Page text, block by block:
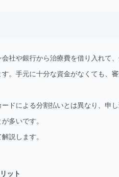
社や銀行から治療費を借り入れて
。手元に十分な資金がなくても、
ドによる分割払いとは異なり、申
多いです。
説します。
ット